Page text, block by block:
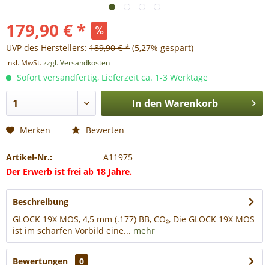
179,90 € *
UVP des Herstellers: 189,90 € * (5,27% gespart)
inkl. MwSt.zzgl. Versandkosten
Sofort versandfertig, Lieferzeit ca. 1-3 Werktage
In den Warenkorb
Merken Bewerten
Artikel-Nr.:
A11975
Der Erwerb ist frei ab 18 Jahre.
Beschreibung
GLOCK 19X MOS, 4,5 mm (.177) BB, CO₂, Die GLOCK 19X MOS
ist im scharfen Vorbild eine... mehr
Bewertungen 0